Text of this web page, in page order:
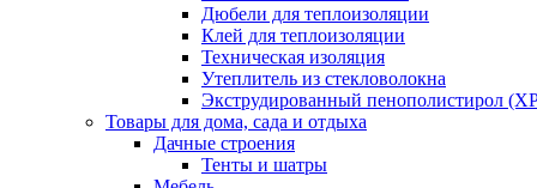
Дюбели для теплоизоляции
Клей для теплоизоляции
Техническая изоляция
Утеплитель из стекловолокна
Экструдированный пенополистирол
Товары для дома, сада и отдыха
Дачные строения
Тенты и шатры